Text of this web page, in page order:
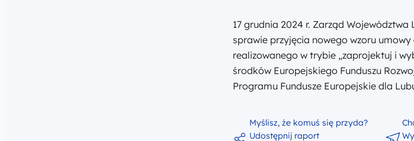
17 grudnia 2024 r. Zarząd Województwa
sprawie przyjęcia nowego wzoru
realizowanego w trybie „zaprojektuj i
środków Europejskiego Funduszu
Programu Fundusze Europejskie dla
Myślisz, że komuś się przyda?
Udostępnij raport